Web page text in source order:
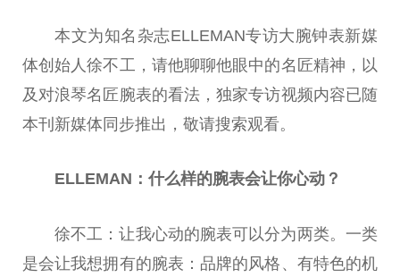
本文为知名杂志ELLEMAN专访大腕钟表新媒
体创始人徐不工，请他聊聊他眼中的名匠精神 ，以
及对浪琴名匠腕表的看法，独家专访视频内容已随
本刊 新媒体同步推出，敬请搜索观看。
ELLEMAN： 什么样的腕表会让你心动？
徐不工：让我心动的腕表可以分为两类。一类
是会让我想拥有的腕表：品牌的风格、有特色的机